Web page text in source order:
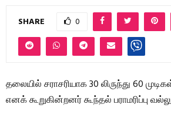
SHARE 0
தலையில் சராசரியாக 30 லிருந்து 60
எனக் கூறுகின்றனர் கூந்தல் பராமரிப்பு